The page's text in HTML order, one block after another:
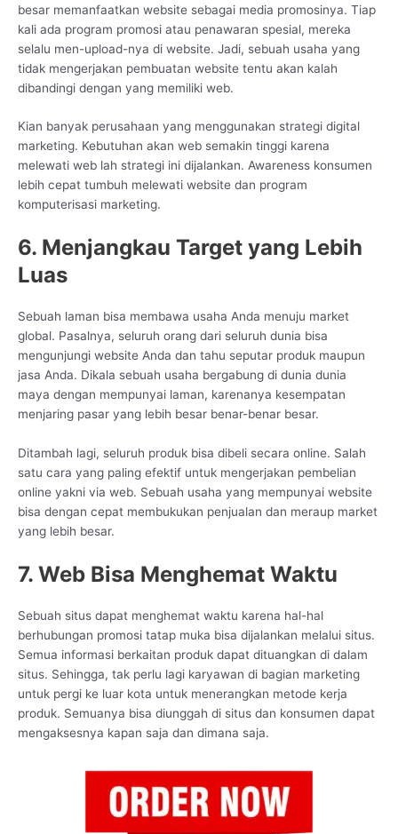
besar memanfaatkan website sebagai media promosinya. Tiap
kali ada program promosi atau penawaran spesial, mereka
selalu men-upload-nya di website. Jadi, sebuah usaha yang
tidak mengerjakan pembuatan website tentu akan kalah
dibandingi dengan yang memiliki web.
Kian banyak perusahaan yang menggunakan strategi digital
marketing. Kebutuhan akan web semakin tinggi karena
melewati web lah strategi ini dijalankan. Awareness konsumen
lebih cepat tumbuh melewati website dan program
komputerisasi marketing.
6. Menjangkau Target yang Lebih
Luas
Sebuah laman bisa membawa usaha Anda menuju market
global. Pasalnya, seluruh orang dari seluruh dunia bisa
mengunjungi website Anda dan tahu seputar produk maupun
jasa Anda. Dikala sebuah usaha bergabung di dunia dunia
maya dengan mempunyai laman, karenanya kesempatan
menjaring pasar yang lebih besar benar-benar besar.
Ditambah lagi, seluruh produk bisa dibeli secara online. Salah
satu cara yang paling efektif untuk mengerjakan pembelian
online yakni via web. Sebuah usaha yang mempunyai website
bisa dengan cepat membukukan penjualan dan meraup market
yang lebih besar.
7. Web Bisa Menghemat Waktu
Sebuah situs dapat menghemat waktu karena hal-hal
berhubungan promosi tatap muka bisa dijalankan melalui situs.
Semua informasi berkaitan produk dapat dituangkan di dalam
situs. Sehingga, tak perlu lagi karyawan di bagian marketing
untuk pergi ke luar kota untuk menerangkan metode kerja
produk. Semuanya bisa diunggah di situs dan konsumen dapat
mengaksesnya kapan saja dan dimana saja.